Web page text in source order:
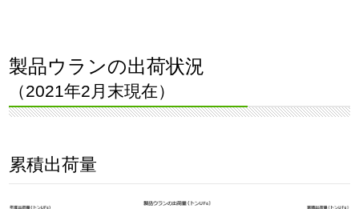
製品ウランの出荷状況
（2021年2月末現在）
累積出荷量